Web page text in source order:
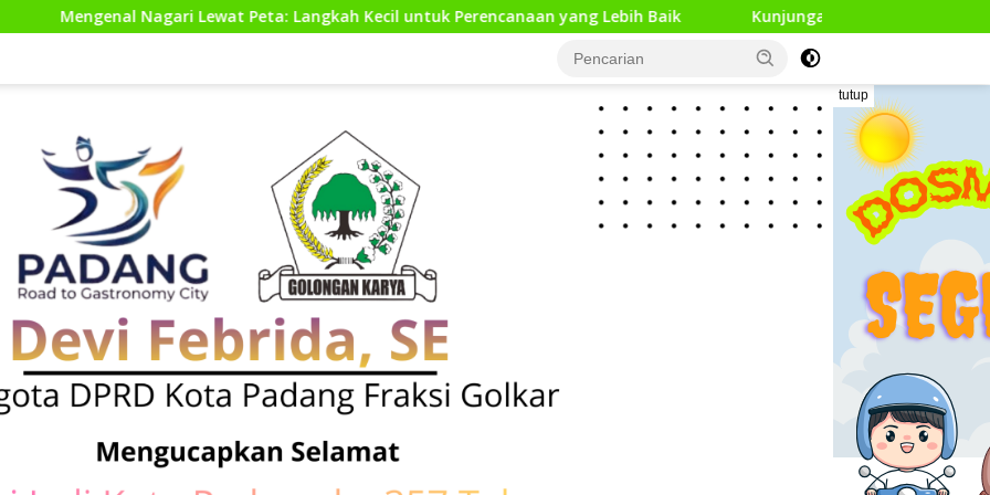
Langkah Kecil untuk Perencanaan yang Lebih Baik Kunjungan Kerja Pengawas Pendidikan Dasar di 13 Kecamatan
tutup